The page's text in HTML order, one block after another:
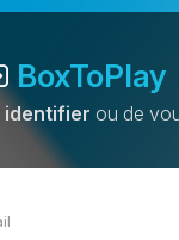
BoxToPlay
identifier ou de